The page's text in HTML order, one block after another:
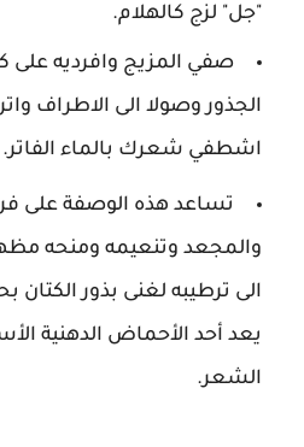
"جل" لزج كالهلام.
صفي المزيج وافرديه على
اشطفي شعرك بالماء الفاتر.
تساعد هذه الوصفة على
والمجعد وتنعيمه ومنحه
الى ترطيبه لغنى بذور الكتان
يعد أحد الأحماض الدهنية
الشعر.